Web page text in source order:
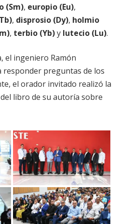
(Sm), europio (Eu),
, disprosio (Dy), holmio
, terbio (Yb)y lutecio (Lu).
el ingeniero Ramón
preguntas de los
el orador invitado realizó la
libro de su autoría sobre